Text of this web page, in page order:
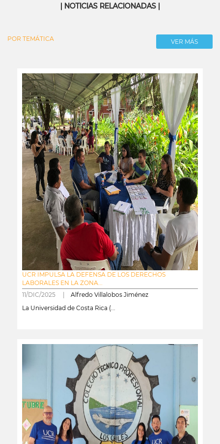
| NOTICIAS RELACIONADAS |
POR TEMÁTICA VER MÁS
UCR IMPULSA LA DEFENSA DE LOS DERECHOS
LABORALES EN LA ZONA...
11/DIC/2025 | Alfredo Villalobos Jiménez
La Universidad de Costa Rica (...